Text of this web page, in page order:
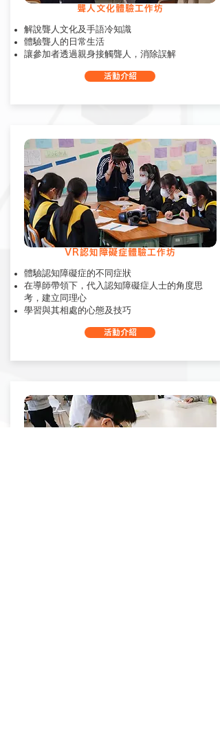
聾人文化體驗工作坊
解說聾人文化及手語冷知識
體驗聾人的日常生活
讓參加者透過親身接觸聾人，消除誤解
活動介紹
VR認知障礙症體驗工作坊
體驗認知障礙症的不同症狀
在導師帶領下，代入認知障礙症人士的角度思
考，建立同理心
學習與其相處的心態及技巧
活動介紹